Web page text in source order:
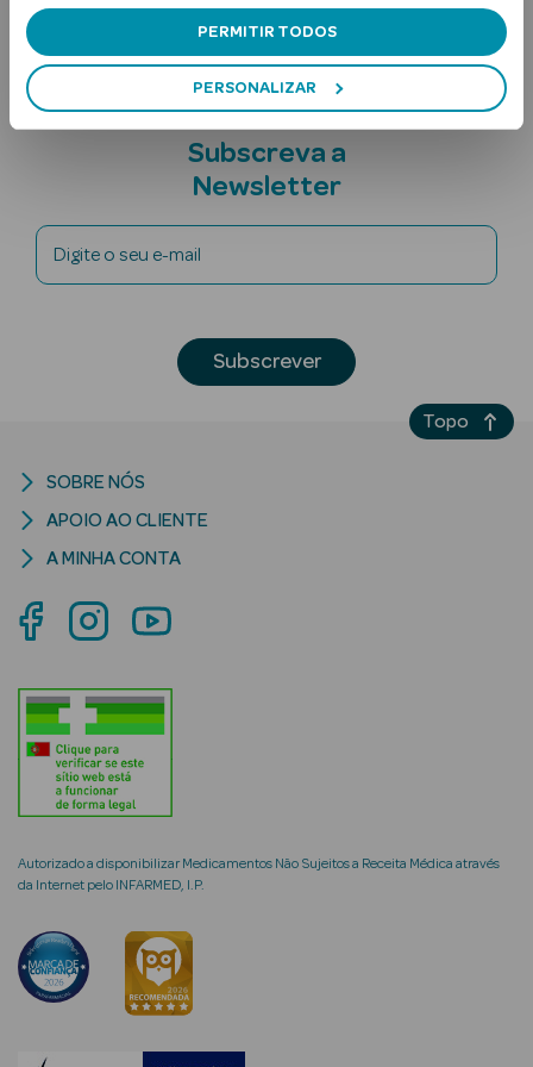
PERMITIR TODOS
PERSONALIZAR
Ver Tudo
Solares
Solares Bebé e
Criança
Ver Tudo
Cosmética
Rosto
Hidratantes
Creme de Olhos
envelhecimento
Subscreva a
Newsletter
Digite o seu e-mail
Subscrever
Autorizado a disponibilizar Medicamentos Não Sujeitos a Receita Médica através
da Internet pelo INFARMED, I.P.
SOBRE NÓS
APOIO AO CLIENTE
A MINHA CONTA
Topo